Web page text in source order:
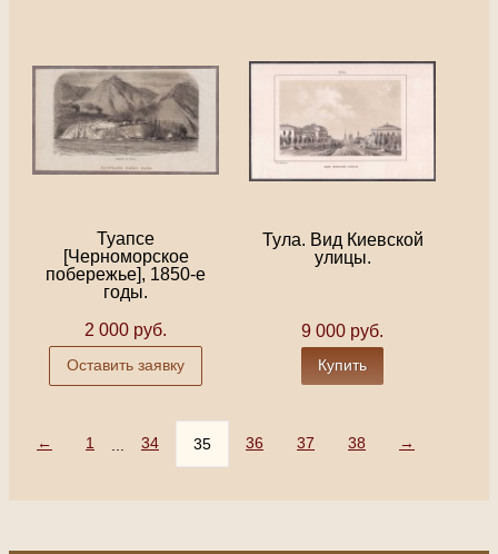
Туапсе
[Черноморское
побережье], 1850-е
годы.
2 000 руб.
Оставить заявку
Тула. Вид Киевской
улицы.
9 000 руб.
Купить
← 1 34 35 36 37 38 →